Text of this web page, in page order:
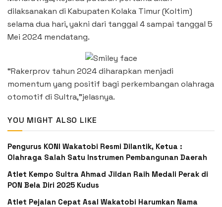
dilaksanakan di Kabupaten Kolaka Timur (Koltim)
selama dua hari, yakni dari tanggal 4 sampai tanggal 5
Mei 2024 mendatang.
“Rakerprov tahun 2024 diharapkan menjadi
momentum yang positif bagi perkembangan olahraga
otomotif di Sultra,”jelasnya.
YOU MIGHT ALSO LIKE
Pengurus KONI Wakatobi Resmi Dilantik, Ketua :
Olahraga Salah Satu Instrumen Pembangunan Daerah
Atlet Kempo Sultra Ahmad Jildan Raih Medali Perak di
PON Bela Diri 2025 Kudus
Atlet Pejalan Cepat Asal Wakatobi Harumkan Nama